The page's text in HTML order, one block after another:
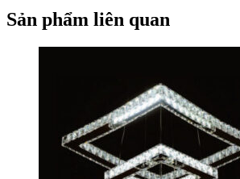
Sản phẩm liên quan